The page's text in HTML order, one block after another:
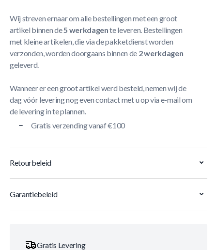
Wij streven ernaar om alle bestellingen met een groot
artikel binnen de5 werkdagente leveren. Bestellingen
met kleine artikelen, die via de pakketdienst worden
verzonden, worden doorgaans binnen de 2 werkdagen
geleverd.
Wanneer er een groot artikel werd besteld, nemen wij de
dag vóór levering nog even contact met u op via e-mail om
de levering in te plannen.
Gratis verzending vanaf €100
Retourbeleid
Garantiebeleid
Gratis Levering